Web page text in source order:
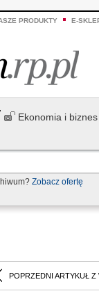
PRODUKTY E-
Ekonomia i biznes
Zobacz ofertę
POPRZEDNI ARTYKUŁ Z